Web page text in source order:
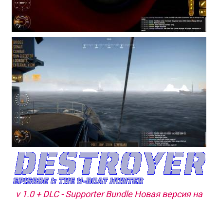
v 1.0 + DLC - Supporter Bundle Новая версия на